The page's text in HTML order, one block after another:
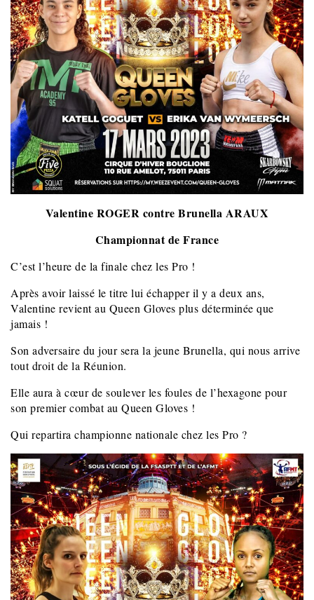
Valentine ROGER contre Brunella ARAUX
Championnat de France
C’est l’heure de la finale chez les Pro !
Après avoir laissé le titre lui échapper il y a deux ans,
Valentine revient au Queen Gloves plus déterminée que
jamais !
Son adversaire du jour sera la jeune Brunella, qui nous arrive
tout droit de la Réunion.
Elle aura à cœur de soulever les foules de l’hexagone pour
son premier combat au Queen Gloves !
Qui repartira championne nationale chez les Pro ?